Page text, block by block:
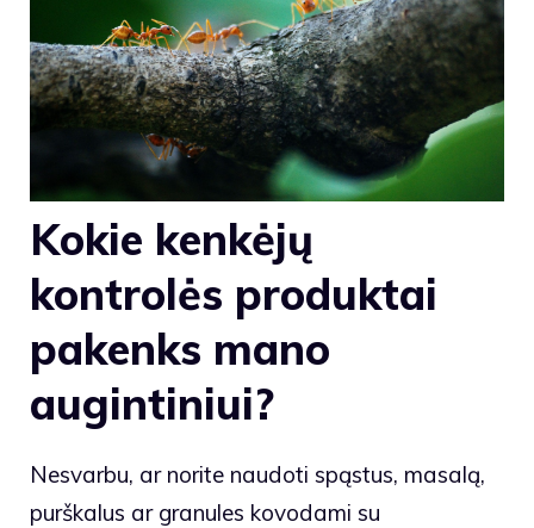
Kokie kenkėjų
kontrolės produktai
pakenks mano
augintiniui?
Nesvarbu, ar norite naudoti spąstus, masalą,
purškalus ar granules kovodami su